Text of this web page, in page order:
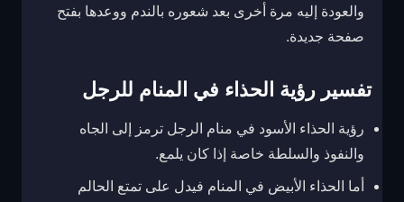
والعودة إليه مرة أخرى بعد شعوره بالندم ووعدها بفتح
صفحة جديدة.
تفسير رؤية الحذاء في المنام للرجل
رؤية الحذاء الأسود في منام الرجل ترمز إلى الجاه
والنفوذ والسلطة خاصة إذا كان يلمع.
أما الحذاء الأبيض في المنام فيدل على تمتع الحالم